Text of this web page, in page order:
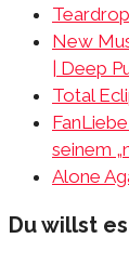
New
| Deep
Total
seinem
Alone
Du willst